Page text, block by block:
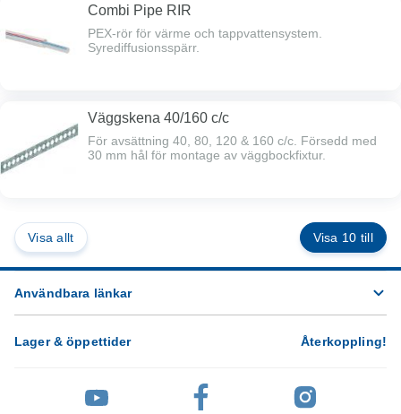
Combi Pipe RIR
PEX-rör för värme och tappvattensystem.
Syrediffusionsspärr.
Väggskena 40/160 c/c
För avsättning 40, 80, 120 & 160 c/c. Försedd med
30 mm hål för montage av väggbockfixtur.
Visa allt Visa 10 till
Användbara länkar
Lager & öppettider Återkoppling!